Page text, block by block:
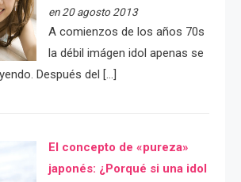
en 20 agosto 2013
A comienzos de los años 70s
la débil imágen idol apenas se
Después del […]
El concepto de «pureza»
japonés: ¿Porqué si una idol